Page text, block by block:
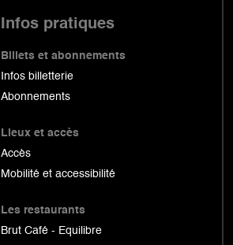
Infos pratiques
Billets et abonnements
Infos billetterie
Abonnements
Lieux et accès
Accès
Mobilité et accessibilité
Les restaurants
Brut Café - Equilibre